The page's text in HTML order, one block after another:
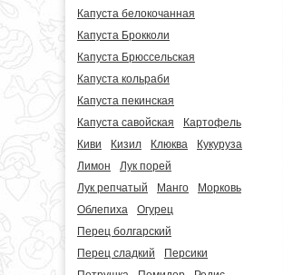
Капуста белокочанная
Капуста Брокколи
Капуста Брюссельская
Капуста кольраби
Капуста пекинская
Капуста савойская
Картофель
Киви
Кизил Клюква
Кукуруза
Лимон
Лук порей
Лук репчатый
Манго
Морковь
Облепиха
Огурец
Перец болгарский
Перец сладкий
Персики